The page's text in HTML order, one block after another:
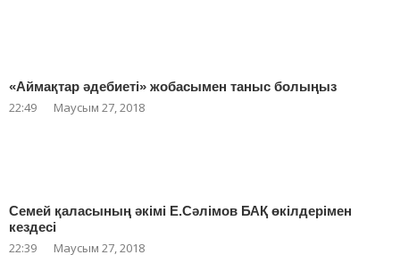
«Аймақтар әдебиеті» жобасымен таныс болыңыз
22:49 Маусым 27, 2018
Семей қаласының әкімі Е.Сәлімов БАҚ өкілдерімен
кездесі
22:39 Маусым 27, 2018